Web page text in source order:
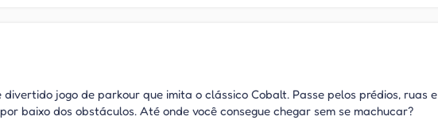
jogo de parkour que imita o clássico Cobalt. Passe pelos prédios, ruas e
baixo dos obstáculos. Até onde você consegue chegar sem se machucar?